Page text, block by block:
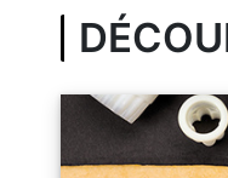
À USAGE
BOULANGERIE-
FROIDE - LIAISON
NOS
ACCUEIL